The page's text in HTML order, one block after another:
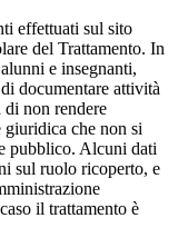
effettuati sul sito
del Trattamento. In
e insegnanti,
documentare attività
non rendere
che non si
pubblico. Alcuni dati
sul ruolo ricoperto, e
il trattamento è